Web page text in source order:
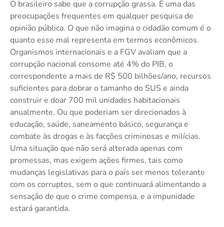
O brasileiro sabe que a corrupção grassa. É uma das
preocupações frequentes em qualquer pesquisa de
opinião pública. O que não imagina o cidadão comum é o
quanto esse mal representa em termos econômicos.
Organismos internacionais e a FGV avaliam que a
corrupção nacional consome até 4% do PIB, o
correspondente a mais de R$ 500 bilhões/ano, recursos
suficientes para dobrar o tamanho do SUS e ainda
construir e doar 700 mil unidades habitacionais
anualmente. Ou que poderiam ser direcionados à
educação, saúde, saneamento básico, segurança e
combate às drogas e às facções criminosas e milícias.
Uma situação que não será alterada apenas com
promessas, mas exigem ações firmes, tais como
mudanças legislativas para o país ser menos tolerante
com os corruptos, sem o que continuará alimentando a
sensação de que o crime compensa, e a impunidade
estará garantida.